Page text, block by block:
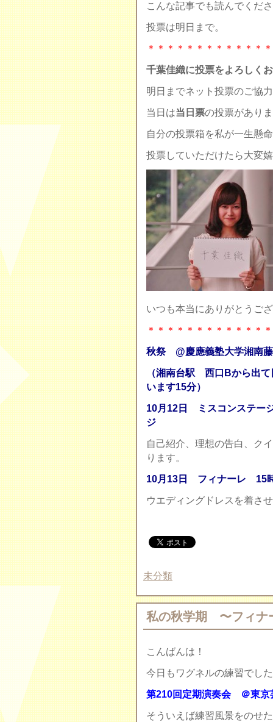
こんな記事でも読んでくだ
投票は明日まで。
＊＊＊＊＊＊＊＊＊＊＊＊
千葉佳織に投票をよろしく
明日までネット投票のご協
当日は当日票の投票がありま
自分の投票箱を私が一生懸
投票していただけたら大変
いつも本当にありがとうご
＊＊＊＊＊＊＊＊＊＊＊＊
秋祭 @慶應義塾大学湘南
（湘南台駅 西口Bから出
います15分）
10月12日 ミスコンステー
ジ
自己紹介、理想の告白、ク
ります。
10月13日 フィナーレ 15
ウエディングドレスを着さ
未分類
私の秋学期 〜フィナ
こんばんは！
今日もワグネルの練習でし
第210回定期演奏会 ＠東京
そういえば練習風景をのせ